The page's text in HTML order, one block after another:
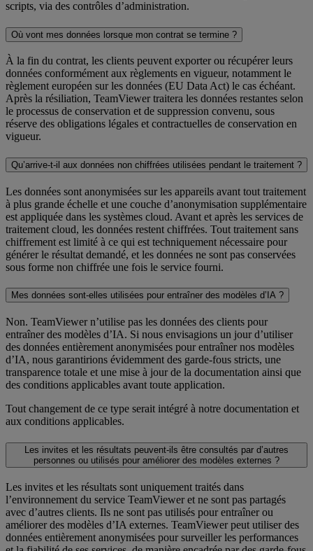
scripts, via des contrôles d’administration.
Où vont mes données lorsque mon contrat se termine ?
À la fin du contrat, les clients peuvent exporter ou récupérer leurs
données conformément aux règlements en vigueur, notamment le
règlement européen sur les données (EU Data Act) le cas échéant.
Après la résiliation, TeamViewer traitera les données restantes selon
le processus de conservation et de suppression convenu, sous
réserve des obligations légales et contractuelles de conservation en
vigueur.
Qu’arrive-t-il aux données non chiffrées utilisées pendant le traitement ?
Les données sont anonymisées sur les appareils avant tout traitement
à plus grande échelle et une couche d’anonymisation supplémentaire
est appliquée dans les systèmes cloud. Avant et après les services de
traitement cloud, les données restent chiffrées. Tout traitement sans
chiffrement est limité à ce qui est techniquement nécessaire pour
générer le résultat demandé, et les données ne sont pas conservées
sous forme non chiffrée une fois le service fourni.
Mes données sont-elles utilisées pour entraîner des modèles d’IA ?
Non. TeamViewer n’utilise pas les données des clients pour
entraîner des modèles d’IA. Si nous envisagions un jour d’utiliser
des données entièrement anonymisées pour entraîner nos modèles
d’IA, nous garantirions évidemment des garde-fous stricts, une
transparence totale et une mise à jour de la documentation ainsi que
des conditions applicables avant toute application.
Tout changement de ce type serait intégré à notre documentation et
aux conditions applicables.
Les invites et les résultats peuvent-ils être consultés par d’autres
personnes ou utilisés pour améliorer des modèles externes ?
Les invites et les résultats sont uniquement traités dans
l’environnement du service TeamViewer et ne sont pas partagés
avec d’autres clients. Ils ne sont pas utilisés pour entraîner ou
améliorer des modèles d’IA externes. TeamViewer peut utiliser des
données entièrement anonymisées pour surveiller les performances